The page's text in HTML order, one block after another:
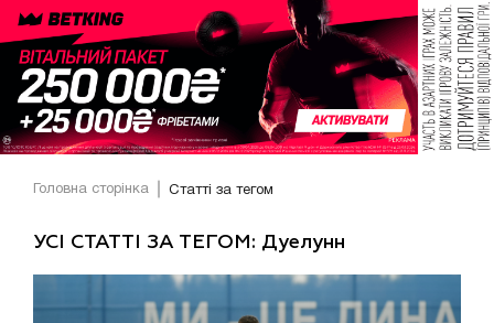
Головна сторінка Статті за тегом
УСІ СТАТТІ ЗА ТЕГОМ: Дуелунн